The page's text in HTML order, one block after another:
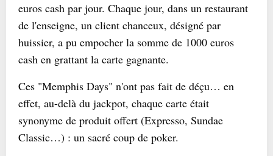
euros cash par jour. Chaque jour, dans un restaurant
de l'enseigne, un client chanceux, désigné par
huissier, a pu empocher la somme de 1000 euros
cash en grattant la carte gagnante.
Ces "Memphis Days" n'ont pas fait de déçu… en
effet, au-delà du jackpot, chaque carte était
synonyme de produit offert (Expresso, Sundae
Classic…) : un sacré coup de poker.